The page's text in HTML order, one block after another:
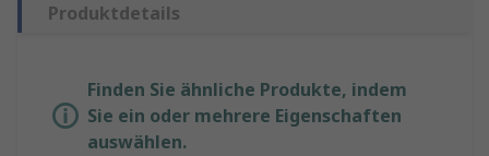
Produktdetails
Finden Sie ähnliche Produkte, indem
Sie ein oder mehrere Eigenschaften
auswählen.